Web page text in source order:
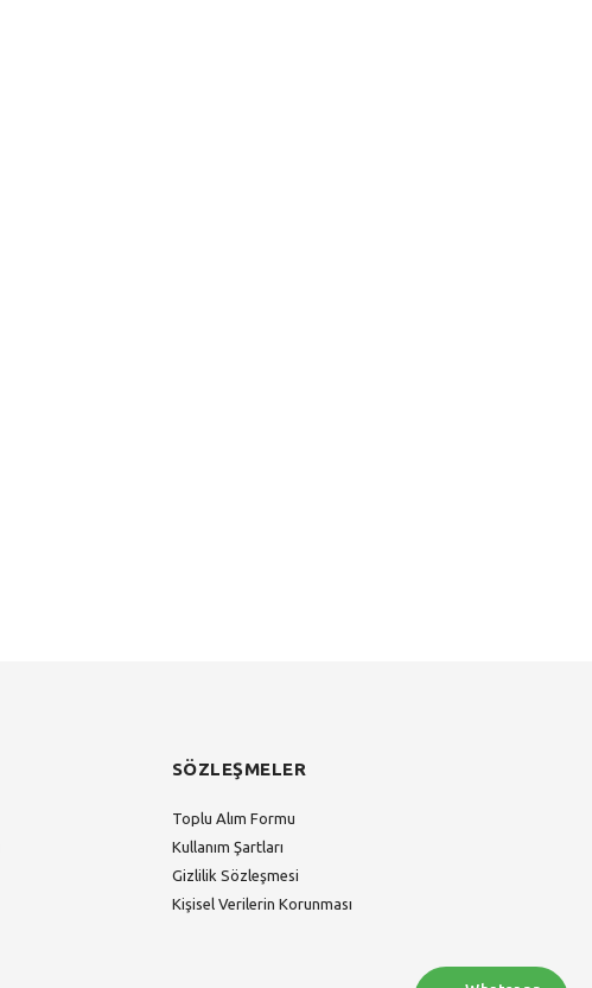
SÖZLEŞMELER
Toplu Alım Formu
Kullanım Şartları
Gizlilik Sözleşmesi
Kişisel Verilerin Korunması